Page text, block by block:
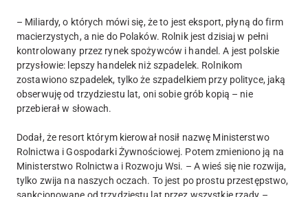
– Miliardy, o których mówi się, że to jest eksport, płyną do firm
macierzystych, a nie do Polaków. Rolnik jest dzisiaj w pełni
kontrolowany przez rynek spożywców i handel. A jest polskie
przysłowie: lepszy handelek niż szpadelek. Rolnikom
zostawiono szpadelek, tylko że szpadelkiem przy polityce, jaką
obserwuję od trzydziestu lat, oni sobie grób kopią – nie
przebierał w słowach.
Dodał, że resort którym kierował nosił nazwę Ministerstwo
Rolnictwa i Gospodarki Żywnościowej. Potem zmieniono ją na
Ministerstwo Rolnictwa i Rozwoju Wsi. – A wieś się nie rozwija,
tylko zwija na naszych oczach. To jest po prostu przestępstwo,